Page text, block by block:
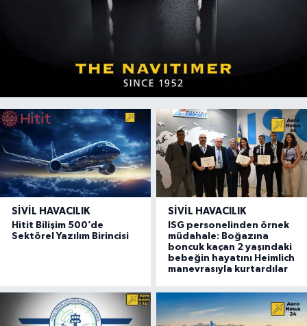
SIVIL HAVACILIK
Hitit Bilişim 500’de
Sektörel Yazılım Birincisi
SIVIL HAVACILIK
ISG personelinden örnek
müdahale: Boğazına
boncuk kaçan 2 yaşındaki
bebeğin hayatını Heimlich
manevrasıyla kurtardılar